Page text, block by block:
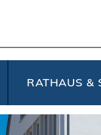
RATHAUS &